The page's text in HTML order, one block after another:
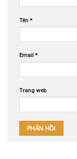
Tên *
Email *
Trang web